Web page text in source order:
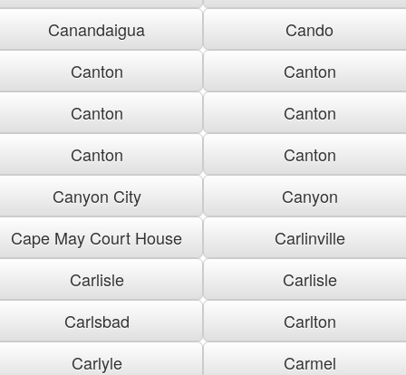
Canandaigua
Cando
Canton
Canton
Canton
Canton
Canton
Canton
Canyon City
Canyon
Cape May Court House
Carlinville
Carlisle
Carlisle
Carlsbad
Carlton
Carlyle
Carmel